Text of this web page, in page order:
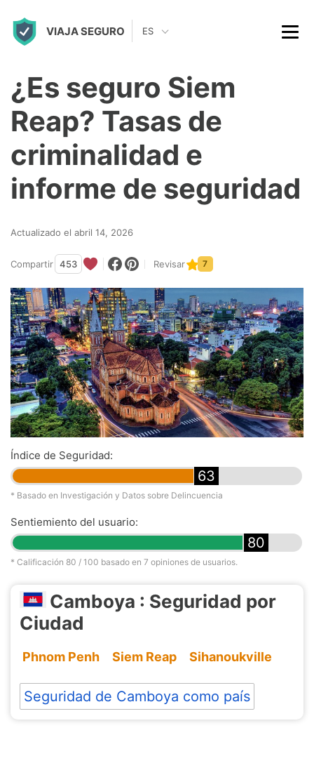
VIAJA SEGURO ES
¿Es seguro Siem
Reap? Tasas de
criminalidad e
informe de seguridad
Actualizado el abril 14, 2026
Compartir 453 Revisar 7
Índice de Seguridad:
63
* Basado en Investigación y Datos sobre Delincuencia
Sentiemiento del usuario:
80
* Calificación 80 / 100 basado en 7 opiniones de usuarios.
Camboya : Seguridad por
Ciudad
Phnom Penh Siem Reap Sihanoukville
Seguridad de Camboya como país